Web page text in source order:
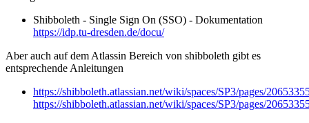
Shibboleth - Single Sign On (SSO) - Dokumentation
https://idp.tu-dresden.de/docu/
Aber auch auf dem Atlassin Bereich von shibboleth gibt es
entsprechende Anleitungen
https://shibboleth.atlassian.net/wiki/spaces/SP3/pages/
https://shibboleth.atlassian.net/wiki/spaces/SP3/pages/